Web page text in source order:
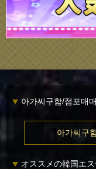
아가씨구함/점포매
아가씨구
オススメの韓国エ